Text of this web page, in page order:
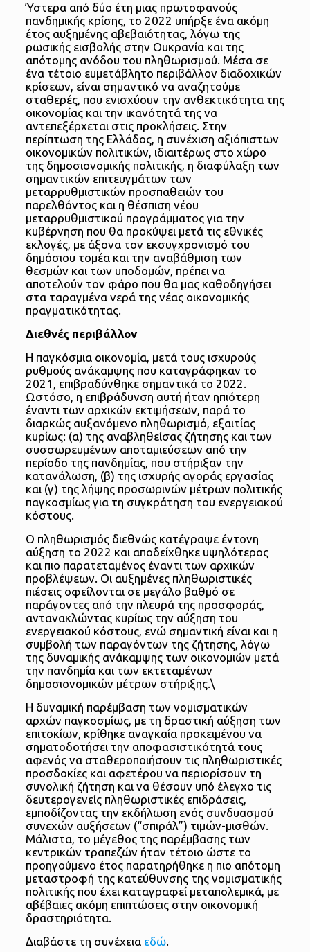
Ύστερα από δύο έτη μιας πρωτοφανούς
πανδημικής κρίσης, το 2022 υπήρξε ένα ακόμη
έτος αυξημένης αβεβαιότητας, λόγω της
ρωσικής εισβολής στην Ουκρανία και της
απότομης ανόδου του πληθωρισμού. Μέσα σε
ένα τέτοιο ευμετάβλητο περιβάλλον διαδοχικών
κρίσεων, είναι σημαντικό να αναζητούμε
σταθερές, που ενισχύουν την ανθεκτικότητα της
οικονομίας και την ικανότητά της να
αντεπεξέρχεται στις προκλήσεις. Στην
περίπτωση της Ελλάδος, η συνέχιση αξιόπιστων
οικονομικών πολιτικών, ιδιαιτέρως στο χώρο
της δημοσιονομικής πολιτικής, η διαφύλαξη των
σημαντικών επιτευγμάτων των
μεταρρυθμιστικών προσπαθειών του
παρελθόντος και η θέσπιση νέου
μεταρρυθμιστικού προγράμματος για την
κυβέρνηση που θα προκύψει μετά τις εθνικές
εκλογές, με άξονα τον εκσυγχρονισμό του
δημόσιου τομέα και την αναβάθμιση των
θεσμών και των υποδομών, πρέπει να
αποτελούν τον φάρο που θα μας καθοδηγήσει
στα ταραγμένα νερά της νέας οικονομικής
πραγματικότητας.
Διεθνές περιβάλλον
Η παγκόσμια οικονομία, μετά τους ισχυρούς
ρυθμούς ανάκαμψης που καταγράφηκαν το
2021, επιβραδύνθηκε σημαντικά το 2022.
Ωστόσο, η επιβράδυνση αυτή ήταν ηπιότερη
έναντι των αρχικών εκτιμήσεων, παρά το
διαρκώς αυξανόμενο πληθωρισμό, εξαιτίας
κυρίως: (α) της αναβληθείσας ζήτησης και των
συσσωρευμένων αποταμιεύσεων από την
περίοδο της πανδημίας, που στήριξαν την
κατανάλωση, (β) της ισχυρής αγοράς εργασίας
και (γ) της λήψης προσωρινών μέτρων πολιτικής
παγκοσμίως για τη συγκράτηση του ενεργειακού
κόστους.
Ο πληθωρισμός διεθνώς κατέγραψε έντονη
αύξηση το 2022 και αποδείχθηκε υψηλότερος
και πιο παρατεταμένος έναντι των αρχικών
προβλέψεων. Οι αυξημένες πληθωριστικές
πιέσεις οφείλονται σε μεγάλο βαθμό σε
παράγοντες από την πλευρά της προσφοράς,
αντανακλώντας κυρίως την αύξηση του
ενεργειακού κόστους, ενώ σημαντική είναι και η
συμβολή των παραγόντων της ζήτησης, λόγω
της δυναμικής ανάκαμψης των οικονομιών μετά
την πανδημία και των εκτεταμένων
δημοσιονομικών μέτρων στήριξης.\
Η δυναμική παρέμβαση των νομισματικών
αρχών παγκοσμίως, με τη δραστική αύξηση των
επιτοκίων, κρίθηκε αναγκαία προκειμένου να
σηματοδοτήσει την αποφασιστικότητά τους
αφενός να σταθεροποιήσουν τις πληθωριστικές
προσδοκίες και αφετέρου να περιορίσουν τη
συνολική ζήτηση και να θέσουν υπό έλεγχο τις
δευτερογενείς πληθωριστικές επιδράσεις,
εμποδίζοντας την εκδήλωση ενός συνδυασμού
συνεχών αυξήσεων (“σπιράλ”) τιμών-μισθών.
Μάλιστα, το μέγεθος της παρέμβασης των
κεντρικών τραπεζών ήταν τέτοιο ώστε το
προηγούμενο έτος παρατηρήθηκε η πιο απότομη
μεταστροφή της κατεύθυνσης της νομισματικής
πολιτικής που έχει καταγραφεί μεταπολεμικά, με
αβέβαιες ακόμη επιπτώσεις στην οικονομική
δραστηριότητα.
Διαβάστε τη συνέχεια εδώ.